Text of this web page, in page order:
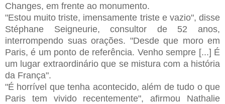
Changes, em frente ao monumento.
"Estou muito triste, imensamente triste e vazio", disse
Stéphane Seigneurie, consultor de 52 anos,
interrompendo suas orações. "Desde que moro em
Paris, é um ponto de referência. Venho sempre [...] É
um lugar extraordinário que se mistura com a história
da França".
"É horrível que tenha acontecido, além de tudo o que
Paris tem vivido recentemente", afirmou Nathalie